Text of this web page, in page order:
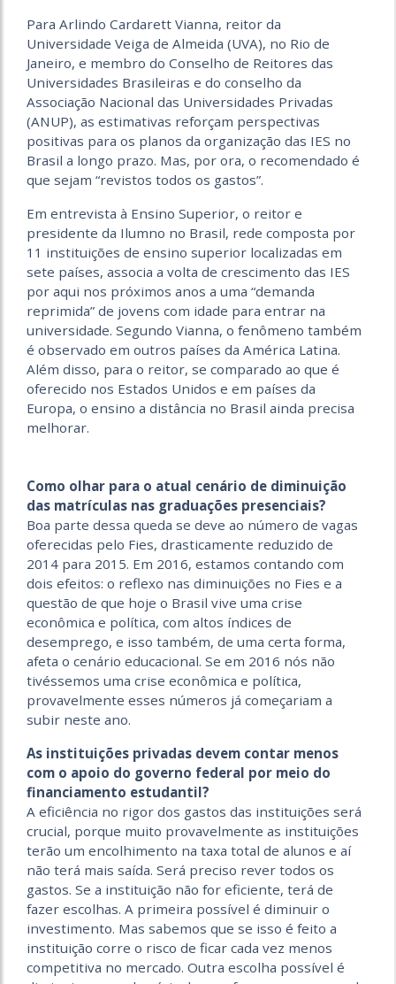
Para Arlindo Cardarett Vianna, reitor da
Universidade Veiga de Almeida (UVA), no Rio de
Janeiro, e membro do Conselho de Reitores das
Universidades Brasileiras e do conselho da
Associação Nacional das Universidades Privadas
(ANUP), as estimativas reforçam perspectivas
positivas para os planos da organização das IES no
Brasil a longo prazo. Mas, por ora, o recomendado é
que sejam “revistos todos os gastos”.
Em entrevista à Ensino Superior, o reitor e
presidente da Ilumno no Brasil, rede composta por
11 instituições de ensino superior localizadas em
sete países, associa a volta de crescimento das IES
por aqui nos próximos anos a uma “demanda
reprimida” de jovens com idade para entrar na
universidade. Segundo Vianna, o fenômeno também
é observado em outros países da América Latina.
Além disso, para o reitor, se comparado ao que é
oferecido nos Estados Unidos e em países da
Europa, o ensino a distância no Brasil ainda precisa
melhorar.
Como olhar para o atual cenário de diminuição
das matrículas nas graduações presenciais?
Boa parte dessa queda se deve ao número de vagas
oferecidas pelo Fies, drasticamente reduzido de
2014 para 2015. Em 2016, estamos contando com
dois efeitos: o reflexo nas diminuições no Fies e a
questão de que hoje o Brasil vive uma crise
econômica e política, com altos índices de
desemprego, e isso também, de uma certa forma,
afeta o cenário educacional. Se em 2016 nós não
tivéssemos uma crise econômica e política,
provavelmente esses números já começariam a
subir neste ano.
As instituições privadas devem contar menos
com o apoio do governo federal por meio do
financiamento estudantil?
A eficiência no rigor dos gastos das instituições será
crucial, porque muito provavelmente as instituições
terão um encolhimento na taxa total de alunos e aí
não terá mais saída. Será preciso rever todos os
gastos. Se a instituição não for eficiente, terá de
fazer escolhas. A primeira possível é diminuir o
investimento. Mas sabemos que se isso é feito a
instituição corre o risco de ficar cada vez menos
competitiva no mercado. Outra escolha possível é